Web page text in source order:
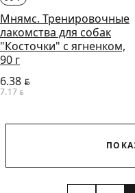
Мнямс. Тренировочные
лакомства для собак
"Косточки" с ягненком,
90 г
6.38 BYN
7.17 BYN